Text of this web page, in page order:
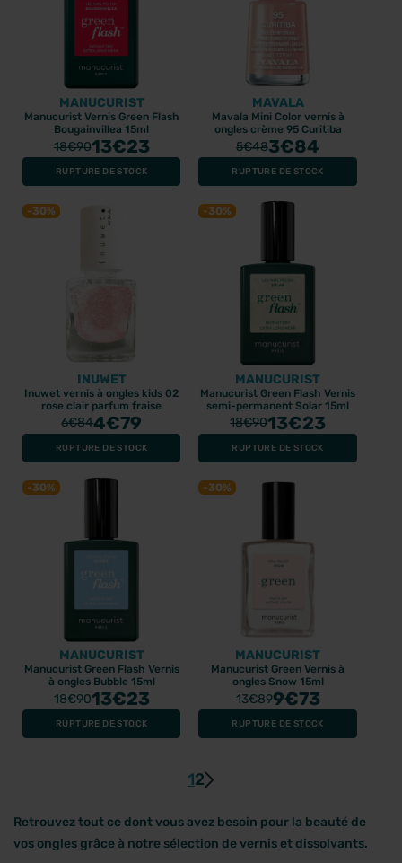
MANUCURIST
Manucurist Vernis Green Flash
Bougainvillea 15ml
18€9013€23
RUPTURE DE STOCK
MAVALA
Mavala Mini Color vernis à
ongles crème 95 Curitiba
5€483€84
RUPTURE DE STOCK
-30%
INUWET
Inuwet vernis à ongles kids 02
rose clair parfum fraise
6€844€79
RUPTURE DE STOCK
-30%
MANUCURIST
Manucurist Green Flash Vernis
semi-permanent Solar 15ml
18€9013€23
RUPTURE DE STOCK
-30%
MANUCURIST
Manucurist Green Flash Vernis
à ongles Bubble 15ml
18€9013€23
RUPTURE DE STOCK
-30%
MANUCURIST
Manucurist Green Vernis à
ongles Snow 15ml
13€899€73
RUPTURE DE STOCK
12
Retrouvez tout ce dont vous avez besoin pour la beauté de
vos ongles grâce à notre sélection de vernis et dissolvants.